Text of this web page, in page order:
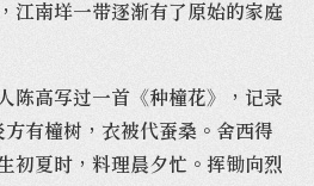
江南垟一带逐渐有了原始的家庭
高写过一首《种橦花》，记录
有橦树，衣被代蚕桑。舍西得
初夏时，料理晨夕忙。挥锄向烈